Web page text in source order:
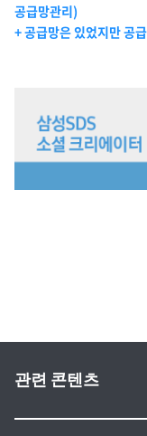
공급망관리)
+ 공급망은 있었지만 공
관련 콘텐츠